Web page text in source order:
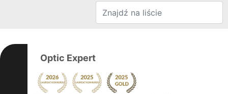
Optic Expert